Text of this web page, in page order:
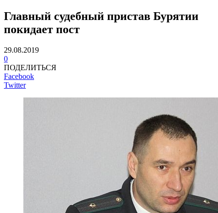
Главный судебный пристав Бурятии
покидает пост
29.08.2019
0
ПОДЕЛИТЬСЯ
Facebook
Twitter